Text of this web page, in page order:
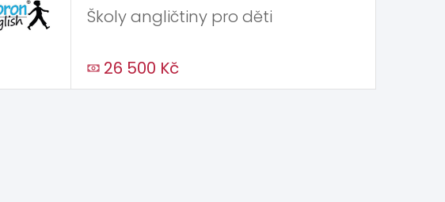
Školy angličtiny pro děti
26 500 Kč